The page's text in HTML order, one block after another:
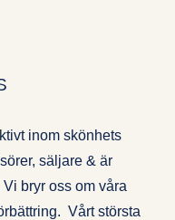
inom skönhets
säljare & är
bryr oss om våra
Vårt största